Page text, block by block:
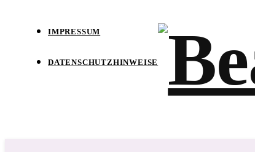
IMPRESSUM
DATENSCHUTZHINWEISE